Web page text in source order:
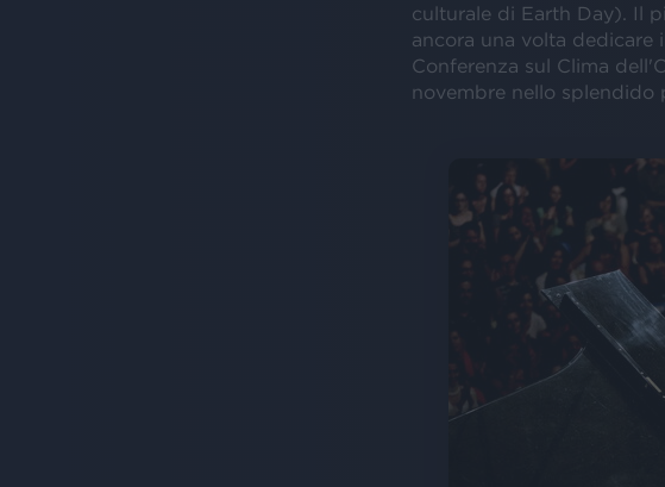
culturale di Earth Day). Il
ancora una volta dedicare
Conferenza sul Clima
novembre nello splendido